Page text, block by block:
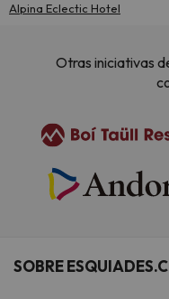
Alpina Eclectic Hotel
Otras iniciativas
SOBRE